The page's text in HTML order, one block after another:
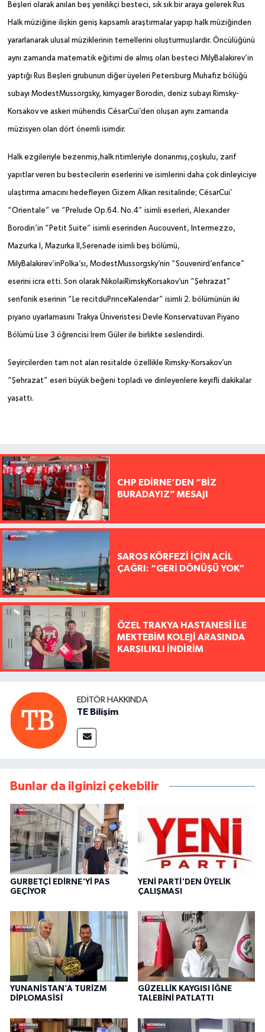
Beşleri olarak anılan beş yenilikçi besteci, sık sık bir araya gelerek Rus
Halk müziğine ilişkin geniş kapsamlı araştırmalar yapıp halk müziğinden
yararlanarak ulusal müziklerinin temellerini oluşturmuşlardır. Öncülüğünü
aynı zamanda matematik eğitimi de almış olan besteci MilyBalakirev’in
yaptığı Rus Beşleri grubunun diğer üyeleri Petersburg Muhafız bölüğü
subayı ModestMussorgsky, kimyager Borodin, deniz subayı Rimsky-
Korsakov ve askeri mühendis CésarCui’den oluşan aynı zamanda
müzisyen olan dört önemli isimdir.
Halk ezgileriyle bezenmiş,halk ritimleriyle donanmış,çoşkulu, zarif
yapıtlar veren bu bestecilerin eserlerini ve isimlerini daha çok dinleyiciye
ulaştırma amacını hedefleyen Gizem Alkan resitalinde; CésarCui’
“Orientale” ve “Prelude Op.64. No.4” isimli eserleri, Alexander
Borodin’in “Petit Suite” isimli eserinden Aucouvent, Intermezzo,
Mazurka l, Mazurka ll,Serenade isimli beş bölümü,
MilyBalakirev’inPolka’sı, ModestMussorgsky’nin “Souvenird’enfance”
eserini icra etti. Son olarak NikolaiRimskyKorsakov’un “Şehrazat”
senfonik eserinin “Le recitduPrinceKalendar” isimli 2. bölümünün iki
piyano uyarlamasını Trakya Üniveristesi Devle Konservatuvarı Piyano
Bölümü Lise 3 öğrencisi İrem Güler ile birlikte seslendirdi.
Seyircilerden tam not alan resitalde özellikle Rimsky-Korsakov’un
“Şehrazat” eseri büyük beğeni topladı ve dinleyenlere keyifli dakikalar
yaşattı.
CHP EDİRNE’DEN “BİZ
BURADAYIZ” MESAJI
SAROS KÖRFEZİ İÇİN ACİL
ÇAĞRI: “GERİ DÖNÜŞÜ YOK"
ÖZEL TRAKYA HASTANESİ İLE
MEKTEBİM KOLEJİ ARASINDA
KARŞILIKLI İNDİRİM
EDITÖR HAKKINDA
TE Bilişim
Bunlar da ilginizi çekebilir
GURBETÇİ EDİRNE'Yİ PAS
GEÇİYOR
YENİ PARTİ'DEN ÜYELİK
ÇALIŞMASI
YUNANİSTAN’A TURİZM
DİPLOMASİSİ
GÜZELLİK KAYGISI İĞNE
TALEBİNİ PATLATTI